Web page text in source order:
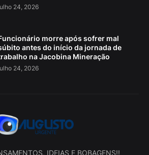
24, 2026
morre após sofrer mal
antes do início da jornada de
na Jacobina Mineração
24, 2026
IDEIAS E BOBAGENS!!